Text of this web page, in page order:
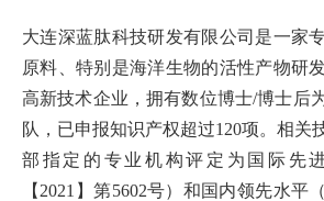
大连深蓝肽科技研发有限公司是一家
原料、特别是海洋生物的活性产物研
高新技术企业，拥有数位博士/博士后
队，已申报知识产权超过120项。相关
部指定的专业机构评定为国际先
【2021】第5602号）和国内领先水平